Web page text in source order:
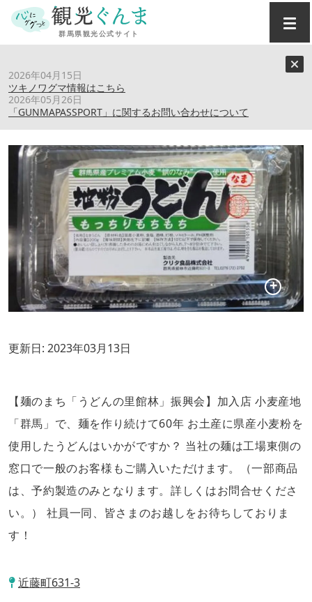
2026年04月15日
ツキノワグマ情報はこちら
2026年05月26日
「GUNMAPASSPORT」に関するお問い合わせについて
クリタ食品（株）
更新日: 2023年03月13日
【麺のまち「うどんの里館林」振興会】加入店 小麦産地
「群馬」で、麺を作り続けて60年 お土産に県産小麦粉を
使用したうどんはいかがですか？ 当社の麺は工場東側の
窓口で一般のお客様もご購入いただけます。（一部商品
は、予約製造のみとなります。詳しくはお問合せくださ
い。） 社員一同、皆さまのお越しをお待ちしておりま
す！
近藤町631-3